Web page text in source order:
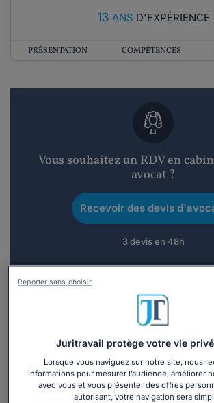
13 ANS D'EXPÉRIENCE
PRÉSENTATION COMPÉTENCES
Vous souhaitez un RDV en
avocat ?
Recevoir des devis
3 devis en 48h
Vous souhaitez une
téléphone ?
Consulter
Juritravail protège votre vie
Lorsque vous naviguez sur notre site, nous
informations pour mesurer l’audience, améliorer
avec vous et vous présenter des offres
autorisant, votre navigation sera
Reporter sans choisir